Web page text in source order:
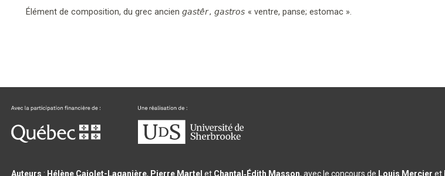
Élément de composition, du grec ancien gastêr, gastros « ventre, panse; estomac ».
Auteurs : Hélène Cajolet-Laganière, Pierre Martel et Chantal‑Édith Masson, avec le concours de Louis Mercier et